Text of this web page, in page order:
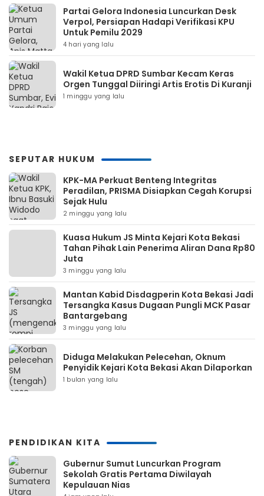
Partai Gelora Indonesia Luncurkan Desk
Verpol, Persiapan Hadapi Verifikasi KPU
Untuk Pemilu 2029
4 hari yang lalu
Wakil Ketua DPRD Sumbar Kecam Keras
Orgen Tunggal Diiringi Artis Erotis Di Kuranji
1 minggu yang lalu
SEPUTAR HUKUM
KPK-MA Perkuat Benteng Integritas
Peradilan, PRISMA Disiapkan Cegah Korupsi
Sejak Hulu
2 minggu yang lalu
Kuasa Hukum JS Minta Kejari Kota Bekasi
Tahan Pihak Lain Penerima Aliran Dana Rp80
Juta
3 minggu yang lalu
Mantan Kabid Disdagperin Kota Bekasi Jadi
Tersangka Kasus Dugaan Pungli MCK Pasar
Bantargebang
3 minggu yang lalu
Diduga Melakukan Pelecehan, Oknum
Penyidik Kejari Kota Bekasi Akan Dilaporkan
1 bulan yang lalu
PENDIDIKAN KITA
Gubernur Sumut Luncurkan Program
Sekolah Gratis Pertama Diwilayah
Kepulauan Nias